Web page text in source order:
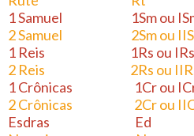
1 Samuel 1Sm ou
2 Samuel 2Sm ou
1 Reis 1Rs ou
2 Reis 2Rs ou
1 Crônicas 1Cr
2 Crônicas 2Cr ou
Esdras